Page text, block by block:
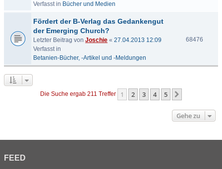
Verfasst in Bücher und Medien
Fördert der B-Verlag das Gedankengut
der Emerging Church?
Letzter Beitrag von Joschie « 27.04.2013 12:09
Verfasst in
Betanien-Bücher, -Artikel und -Meldungen
68476
Die Suche ergab 211 Treffer 1 2 3 4 5
Gehe zu
FEED